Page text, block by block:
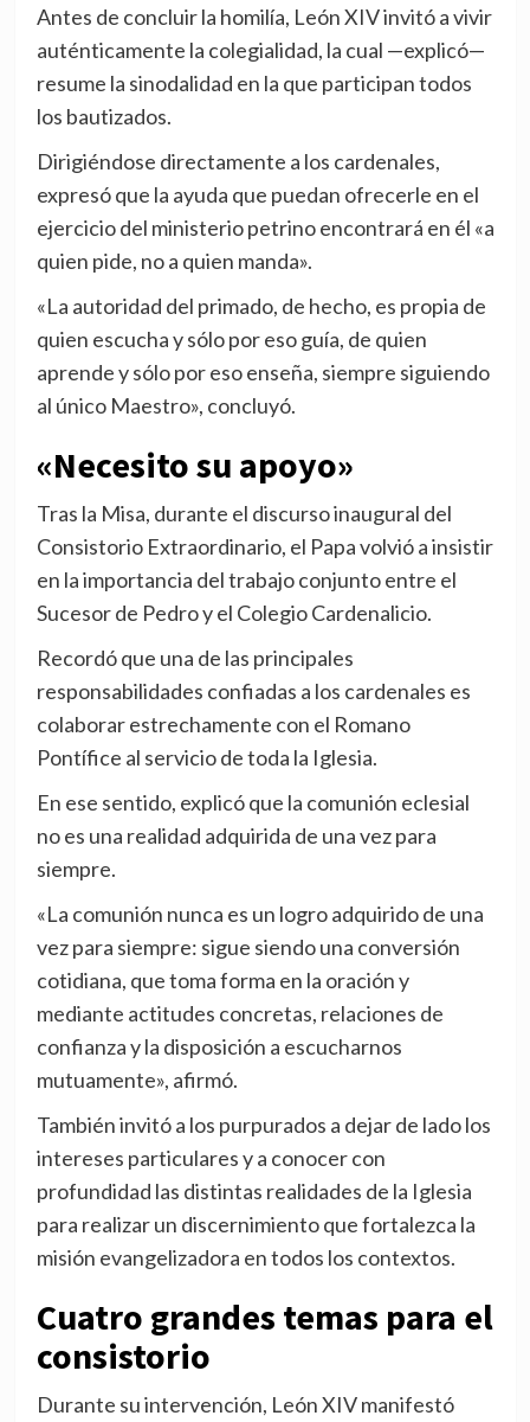
Antes de concluir la homilía, León XIV invitó a vivir
auténticamente la colegialidad, la cual —explicó—
resume la sinodalidad en la que participan todos
los bautizados.
Dirigiéndose directamente a los cardenales,
expresó que la ayuda que puedan ofrecerle en el
ejercicio del ministerio petrino encontrará en él «a
quien pide, no a quien manda».
«La autoridad del primado, de hecho, es propia de
quien escucha y sólo por eso guía, de quien
aprende y sólo por eso enseña, siempre siguiendo
al único Maestro», concluyó.
«Necesito su apoyo»
Tras la Misa, durante el discurso inaugural del
Consistorio Extraordinario, el Papa volvió a insistir
en la importancia del trabajo conjunto entre el
Sucesor de Pedro y el Colegio Cardenalicio.
Recordó que una de las principales
responsabilidades confiadas a los cardenales es
colaborar estrechamente con el Romano
Pontífice al servicio de toda la Iglesia.
En ese sentido, explicó que la comunión eclesial
no es una realidad adquirida de una vez para
siempre.
«La comunión nunca es un logro adquirido de una
vez para siempre: sigue siendo una conversión
cotidiana, que toma forma en la oración y
mediante actitudes concretas, relaciones de
confianza y la disposición a escucharnos
mutuamente», afirmó.
También invitó a los purpurados a dejar de lado los
intereses particulares y a conocer con
profundidad las distintas realidades de la Iglesia
para realizar un discernimiento que fortalezca la
misión evangelizadora en todos los contextos.
Cuatro grandes temas para el
consistorio
Durante su intervención, León XIV manifestó